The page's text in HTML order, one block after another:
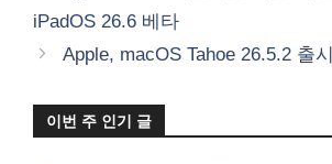
리
iPadOS 26.6 베타
Apple, macOS Tahoe 26.5.2 출시
이번 주 인기 글